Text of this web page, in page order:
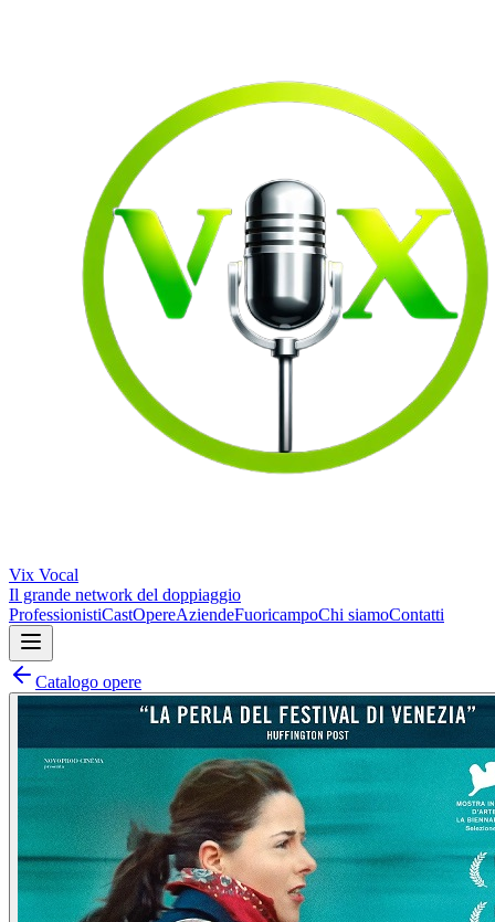
Vix Vocal
Il grande network del doppiaggio
ProfessionistiCastOpereAziendeFuoricampoChi siamoContatti
Catalogo opere